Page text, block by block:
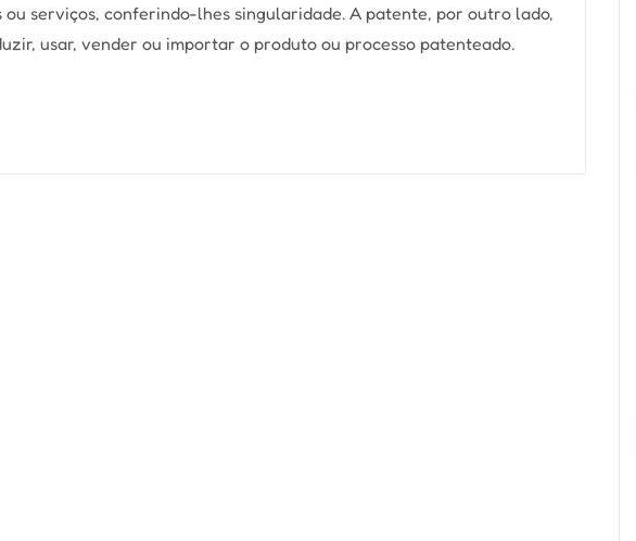
serviços, conferindo-lhes singularidade. A patente, por outro lado,
usar, vender ou importar o produto ou processo patenteado.